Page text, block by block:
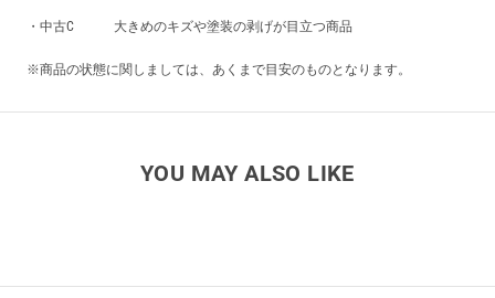
・中古C 大きめのキズや塗装の剥げが目立つ商品
※商品の状態に関しましては、あくまで目安のものとなります。
YOU MAY ALSO LIKE